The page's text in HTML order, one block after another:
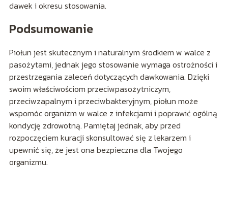
dawek i okresu stosowania.
Podsumowanie
Piołun jest skutecznym i naturalnym środkiem w walce z
pasożytami, jednak jego stosowanie wymaga ostrożności i
przestrzegania zaleceń dotyczących dawkowania. Dzięki
swoim właściwościom przeciwpasożytniczym,
przeciwzapalnym i przeciwbakteryjnym, piołun może
wspomóc organizm w walce z infekcjami i poprawić ogólną
kondycję zdrowotną. Pamiętaj jednak, aby przed
rozpoczęciem kuracji skonsultować się z lekarzem i
upewnić się, że jest ona bezpieczna dla Twojego
organizmu.